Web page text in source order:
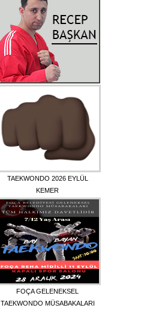
TAEKWONDO 2026 EYLÜL
KEMER
FOÇA GELENEKSEL
TAEKWONDO MÜSABAKALARI